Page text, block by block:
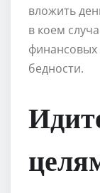
вложить
в коем
бедности.